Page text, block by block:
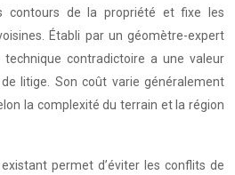
contours de la propriété et fixe les
Établi par un géomètre-expert
contradictoire a une valeur
litige. Son coût varie généralement
la complexité du terrain et la région
permet d’éviter les conflits de